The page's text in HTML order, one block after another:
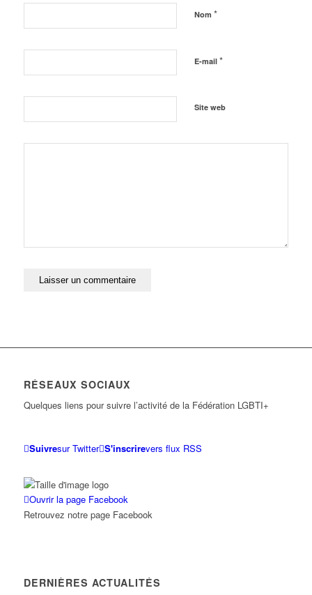
Nom *
E-mail *
Site web
RÉSEAUX SOCIAUX
Quelques liens pour suivre l’activité de la Fédération LGBTI+
Suivresur Twitter S'inscrirevers flux RSS
Ouvrir la page Facebook
Retrouvez notre page Facebook
DERNIÈRES ACTUALITÉS